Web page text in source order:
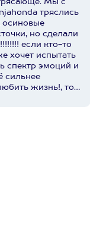
Мы с
тряслись
осиновые
но сделали
если кто-то
хочет испытать
спектр эмоций и
сильнее
жизнь!, то